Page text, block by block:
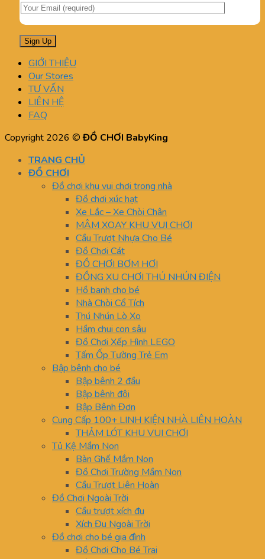
GIỚI THIỆU
Our Stores
TƯ VẤN
LIÊN HỆ
FAQ
Copyright 2026 ©ĐỒ CHƠI BabyKing
TRANG CHỦ
ĐỒ CHƠI
Đồ chơi khu vui chơi trong nhà
Đồ chơi xúc hạt
Xe Lắc – Xe Chòi Chân
MÂM XOAY KHU VUI CHƠI
Cầu Trượt Nhựa Cho Bé
Đồ Chơi Cát
ĐỒ CHƠI BƠM HƠI
ĐỒNG XU CHƠI THÚ NHÚN ĐIỆN
Hồ banh cho bé
Nhà Chòi Cổ Tích
Thú Nhún Lò Xo
Hầm chui con sâu
Đồ Chơi Xếp Hình LEGO
Tấm Ốp Tường Trẻ Em
Bập bênh cho bé
Bập bênh 2 đầu
Bập bênh đôi
Bập Bênh Đơn
Cung Cấp 100+ LINH KIỆN NHÀ LIÊN HOÀN
THẢM LÓT KHU VUI CHƠI
Tủ Kệ Mầm Non
Bàn Ghế Mầm Non
Đồ Chơi Trường Mầm Non
Cầu Trượt Liên Hoàn
Đồ Chơi Ngoài Trời
Cầu trượt xích đu
Xích Đu Ngoài Trời
Đồ chơi cho bé gia đình
Đồ Chơi Cho Bé Trai